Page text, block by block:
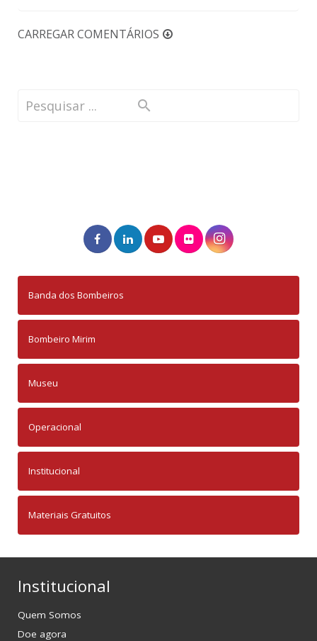
CARREGAR COMENTÁRIOS
Banda dos Bombeiros
Bombeiro Mirim
Museu
Operacional
Institucional
Materiais Gratuitos
Institucional
Quem Somos
Doe agora